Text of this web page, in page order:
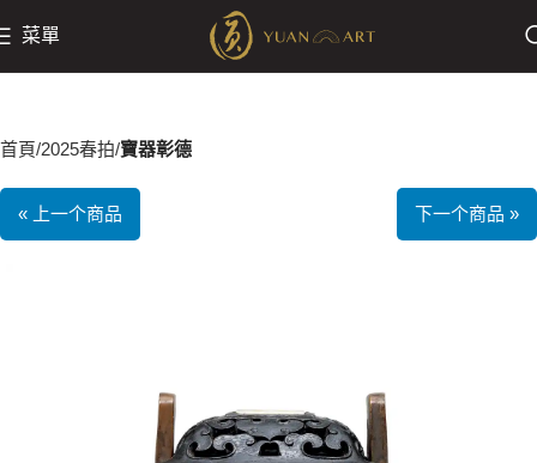
菜單
首頁 2025春拍 寶器彰德
« 上一个商品 下一个商品 »